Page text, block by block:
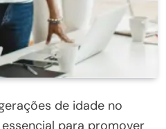
de idade no
para promover